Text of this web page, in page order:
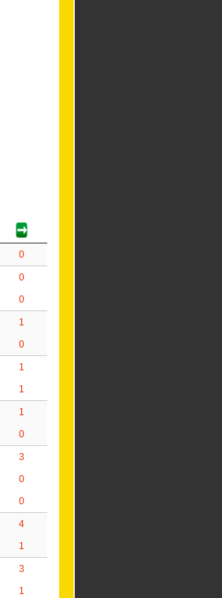
0
0
0
1
0
1
1
1
0
3
0
0
4
1
3
1